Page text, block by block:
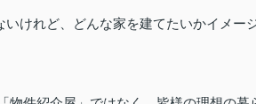
いけれど、どんな家を建てたいかイメ